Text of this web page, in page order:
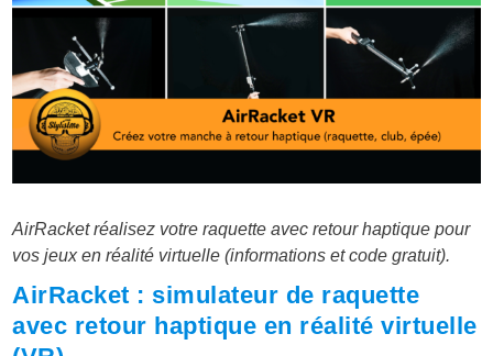
AirRacket réalisez votre raquette avec retour haptique pour
vos jeux en réalité virtuelle (informations et code gratuit).
AirRacket : simulateur de raquette
avec retour haptique en réalité virtuelle